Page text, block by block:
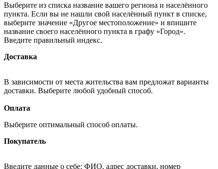
Выберите из списка название вашего региона и населённого
пункта. Если вы не нашли свой населённый пункт в списке,
выберите значение «Другое местоположение» и впишите
название своего населённого пункта в графу «Город».
Введите правильный индекс.
Доставка
В зависимости от места жительства вам предложат варианты
доставки. Выберите любой удобный способ.
Оплата
Выберите оптимальный способ оплаты.
Покупатель
Введите данные о себе: ФИО, адрес доставки, номер